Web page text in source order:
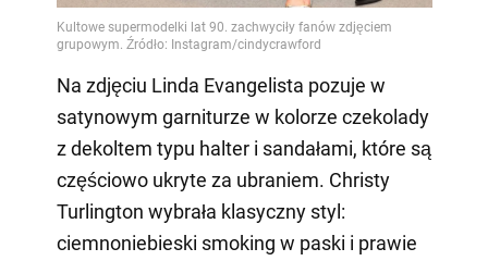
Na zdjęciu Linda Evangelista pozuje w
satynowym garniturze w kolorze czekolady
z dekoltem typu halter i sandałami, które są
częściowo ukryte za ubraniem. Christy
Turlington wybrała klasyczny styl:
ciemnoniebieski smoking w paski i prawie